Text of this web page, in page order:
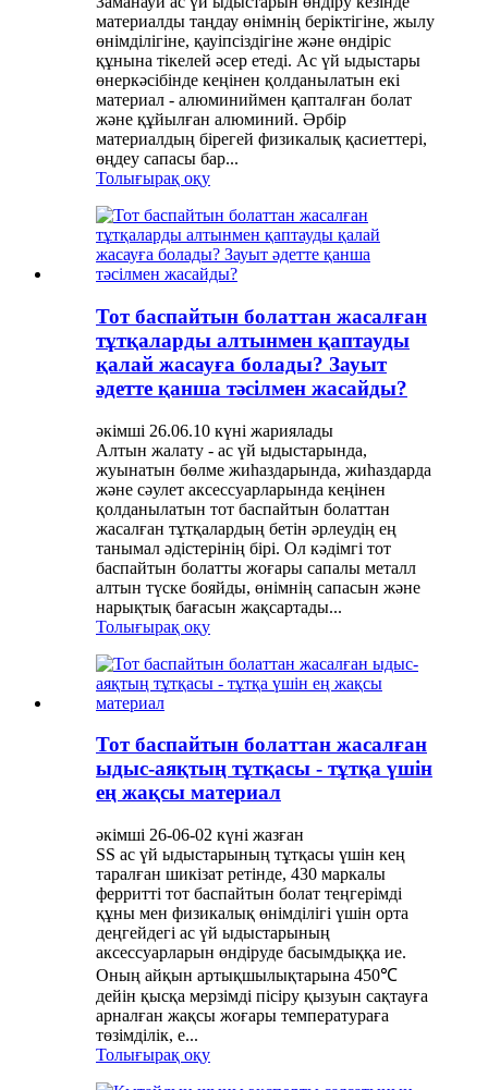
материалды таңдау өнімнің беріктігіне, жылу
өнімділігіне, қауіпсіздігіне және өндіріс
құнына тікелей әсер етеді. Ас үй ыдыстары
өнеркәсібінде кеңінен қолданылатын екі
материал - алюминиймен қапталған болат
және құйылған алюминий. Әрбір
материалдың бірегей физикалық қасиеттері,
өңдеу сапасы бар...
Толығырақ оқу
Тот баспайтын болаттан жасалған
тұтқаларды алтынмен қаптауды
қалай жасауға болады? Зауыт
әдетте қанша тәсілмен жасайды?
әкімші 26.06.10 күні жариялады
Алтын жалату - ас үй ыдыстарында,
жуынатын бөлме жиһаздарында, жиһаздарда
және сәулет аксессуарларында кеңінен
қолданылатын тот баспайтын болаттан
жасалған тұтқалардың бетін әрлеудің ең
танымал әдістерінің бірі. Ол кәдімгі тот
баспайтын болатты жоғары сапалы металл
алтын түске бояйды, өнімнің сапасын және
нарықтық бағасын жақсартады...
Толығырақ оқу
Тот баспайтын болаттан жасалған
ыдыс-аяқтың тұтқасы - тұтқа үшін
ең жақсы материал
әкімші 26-06-02 күні жазған
SS ас үй ыдыстарының тұтқасы үшін кең
таралған шикізат ретінде, 430 маркалы
ферритті тот баспайтын болат теңгерімді
құны мен физикалық өнімділігі үшін орта
деңгейдегі ас үй ыдыстарының
аксессуарларын өндіруде басымдыққа ие.
Оның айқын артықшылықтарына 450℃
дейін қысқа мерзімді пісіру қызуын сақтауға
арналған жақсы жоғары температураға
төзімділік, e...
Толығырақ оқу